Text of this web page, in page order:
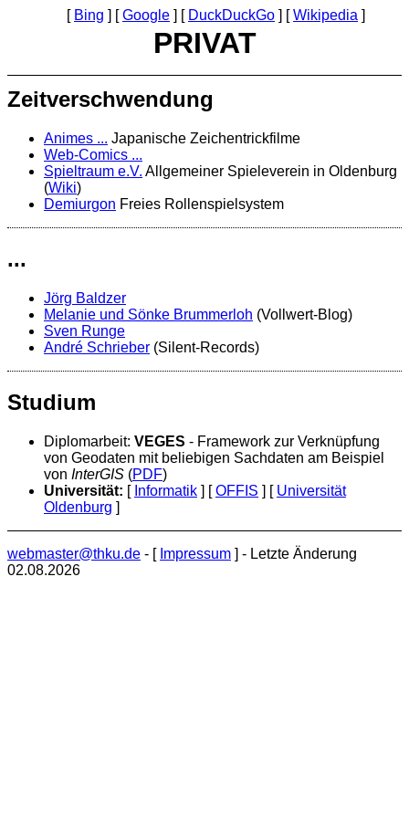
PRIVAT
Bing Google DuckDuckGo Wikipedia
Zeitverschwendung
Animes ... Japanische Zeichentrickfilme
Web-Comics ...
Spieltraum e.V. Allgemeiner Spieleverein in Oldenburg
(Wiki)
Demiurgon Freies Rollenspielsystem
...
Jörg Baldzer
Melanie und Sönke Brummerloh (Vollwert-Blog)
Sven Runge
André Schrieber (Silent-Records)
Studium
Diplomarbeit: VEGES - Framework zur Verknüpfung
von Geodaten mit beliebigen Sachdaten am Beispiel
von InterGIS (PDF)
Universität:
Informatik OFFIS
Universität
Oldenburg
webmaster@thku.de - [ Impressum ] - Letzte Änderung
02.08.2026